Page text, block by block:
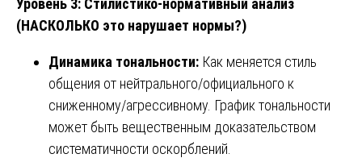
Уровень 3: Стилистико-нормативный анализ
(НАСКОЛЬКО это нарушает нормы?)
Динамика тональности: Как меняется стиль
общения от нейтрального/официального к
сниженному/агрессивному. График тональности
может быть вещественным доказательством
систематичности оскорблений.